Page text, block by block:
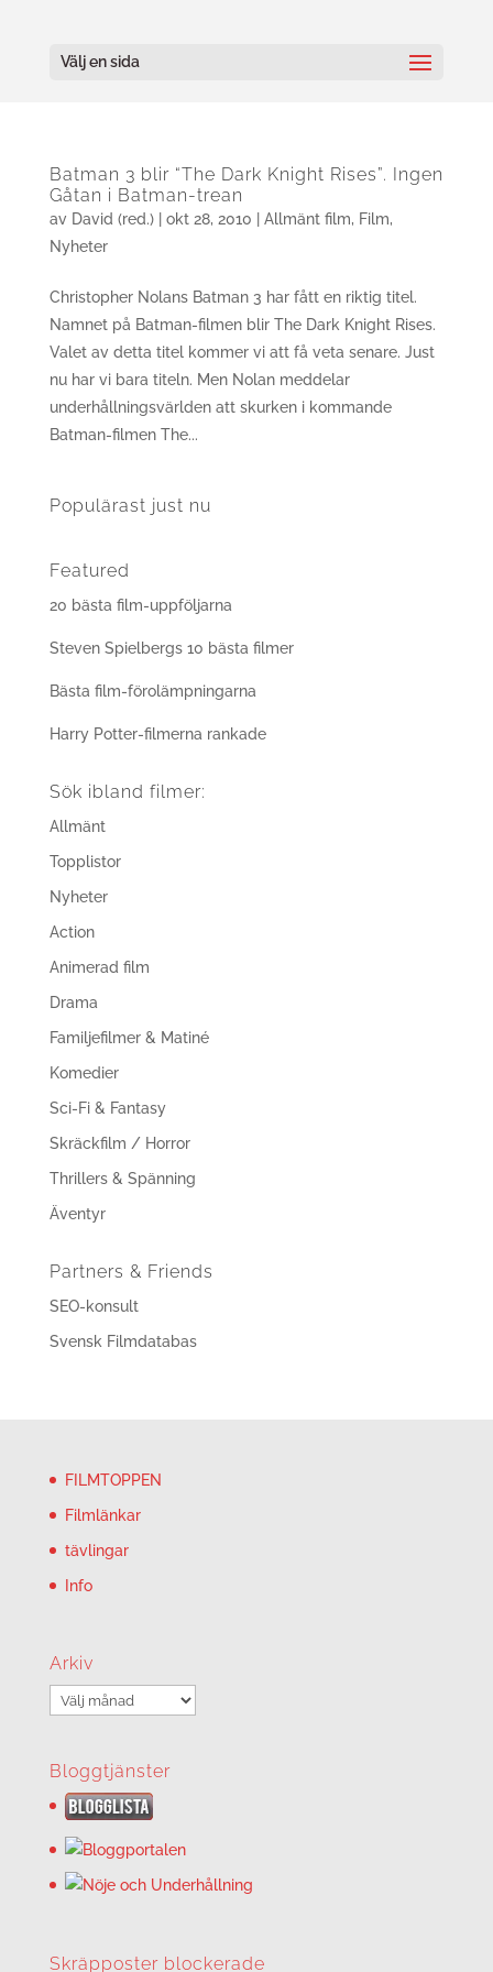
Välj en sida
Batman 3 blir “The Dark Knight Rises”. Ingen
Gåtan i Batman-trean
av David (red.)| okt 28, 2010 Allmänt film, Film,
Nyheter
Christopher Nolans Batman 3 har fått en riktig titel.
Namnet på Batman-filmen blir The Dark Knight Rises.
Valet av detta titel kommer vi att få veta senare. Just
nu har vi bara titeln. Men Nolan meddelar
underhållningsvärlden att skurken i kommande
Batman-filmen The...
Populärast just nu
Featured
20 bästa film-uppföljarna
Steven Spielbergs 10 bästa filmer
Bästa film-förolämpningarna
Harry Potter-filmerna rankade
Sök ibland filmer:
Allmänt
Topplistor
Nyheter
Action
Animerad film
Drama
Familjefilmer & Matiné
Komedier
Sci-Fi & Fantasy
Skräckfilm / Horror
Thrillers & Spänning
Äventyr
Partners & Friends
SEO-konsult
Svensk Filmdatabas
FILMTOPPEN
Filmlänkar
tävlingar
Info
Arkiv
Arkiv
Bloggtjänster
Skräpposter blockerade